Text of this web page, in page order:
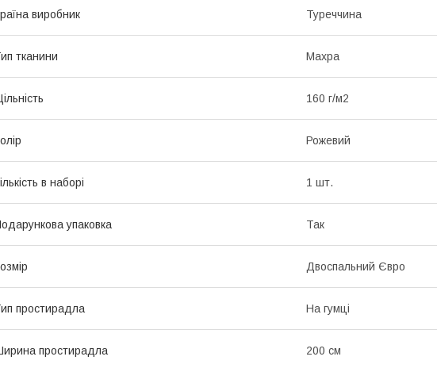
виробник Туреччина
тканини Махра
160 г/м2
Рожевий
в наборі 1 шт.
упаковка Так
Двоспальний Євро
простирадла На гумці
простирадла 200 см